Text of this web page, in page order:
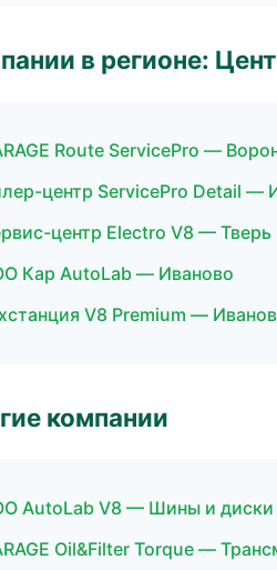
в регионе:
Route ServicePro —
центр ServicePro Detail —
центр Electro V8 — Тверь
Кар AutoLab — Иваново
V8 Premium —
компании
AutoLab V8 — Шины и диски
Oil&Filter Torque —